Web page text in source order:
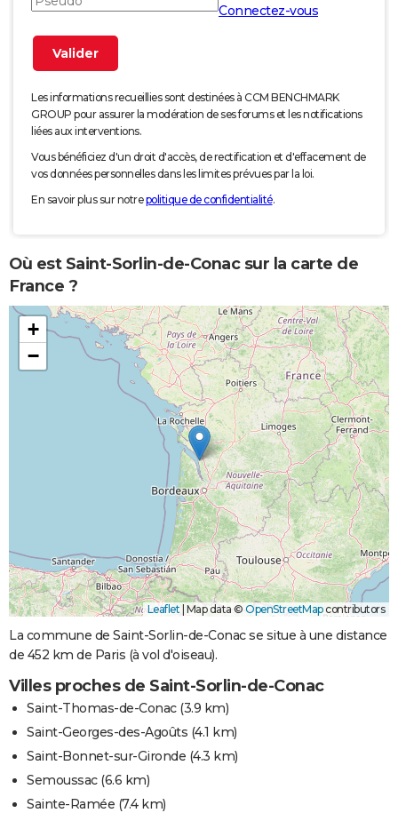
Connectez-vous
Les informations recueillies sont destinées à CCM BENCHMARK
GROUP pour assurer la modération de ses forums et les notifications
liées aux interventions.
Vous bénéficiez d'un droit d'accès, de rectification et d'effacement de
vos données personnelles dans les limites prévues par la loi.
En savoir plus sur notrepolitique de confidentialité.
Où est Saint-Sorlin-de-Conac sur la carte de
France ?
+
−
Leaflet Map data © OpenStreetMapcontributors
La commune de Saint-Sorlin-de-Conac se situe à une distance
de 452 km de Paris (à vol d'oiseau).
Villes proches de Saint-Sorlin-de-Conac
Saint-Thomas-de-Conac(3.9 km)
Saint-Georges-des-Agoûts (4.1 km)
Saint-Bonnet-sur-Gironde (4.3 km)
Semoussac(6.6 km)
Sainte-Ramée (7.4 km)